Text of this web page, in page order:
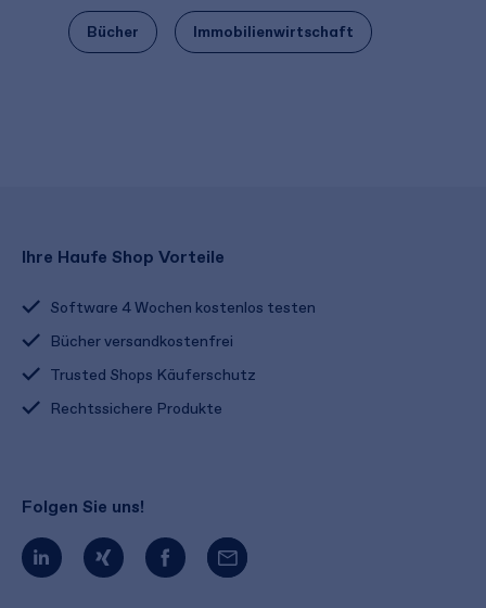
Bücher Immobilienwirtschaft
Ihre Haufe Shop Vorteile
Software 4 Wochen kostenlos testen
Bücher versandkostenfrei
Trusted Shops Käuferschutz
Rechtssichere Produkte
Folgen Sie uns!